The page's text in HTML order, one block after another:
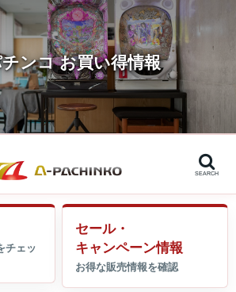
SEARCH
セール・
キャンペーン情報